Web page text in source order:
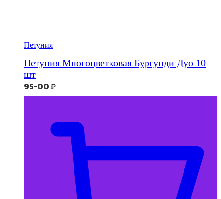
Петуния
Петуния Многоцветковая Бургунди Дуо 10
шт
95-00₽